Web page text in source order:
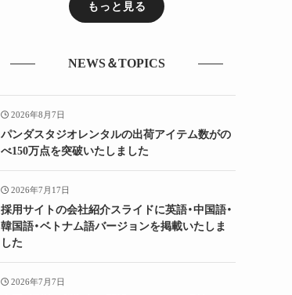
もっと見る
NEWS＆TOPICS
2026年8月7日
パンダスタジオレンタルの出荷アイテム数がの
べ150万点を突破いたしました
2026年7月17日
採用サイトの会社紹介スライドに英語・中国語・
韓国語・ベトナム語バージョンを掲載いたしま
した
2026年7月7日